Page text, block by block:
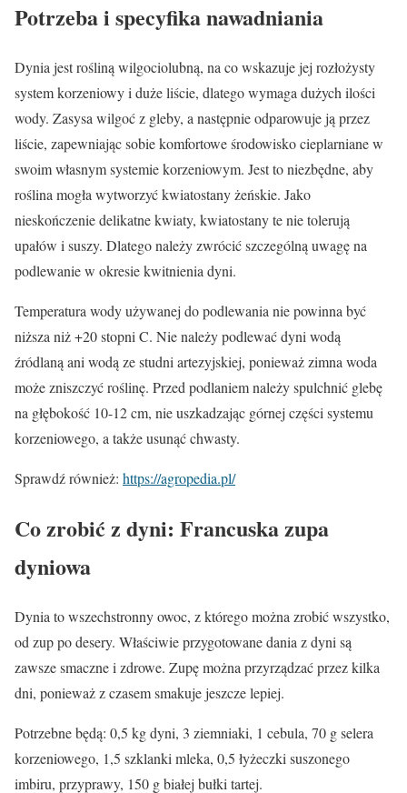
Potrzeba i specyfika nawadniania
Dynia jest rośliną wilgociolubną, na co wskazuje jej rozłożysty
system korzeniowy i duże liście, dlatego wymaga dużych ilości
wody. Zasysa wilgoć z gleby, a następnie odparowuje ją przez
liście, zapewniając sobie komfortowe środowisko cieplarniane w
swoim własnym systemie korzeniowym. Jest to niezbędne, aby
roślina mogła wytworzyć kwiatostany żeńskie. Jako
nieskończenie delikatne kwiaty, kwiatostany te nie tolerują
upałów i suszy. Dlatego należy zwrócić szczególną uwagę na
podlewanie w okresie kwitnienia dyni.
Temperatura wody używanej do podlewania nie powinna być
niższa niż +20 stopni C. Nie należy podlewać dyni wodą
źródlaną ani wodą ze studni artezyjskiej, ponieważ zimna woda
może zniszczyć roślinę. Przed podlaniem należy spulchnić glebę
na głębokość 10-12 cm, nie uszkadzając górnej części systemu
korzeniowego, a także usunąć chwasty.
Sprawdź również: https://agropedia.pl/
Co zrobić z dyni: Francuska zupa
dyniowa
Dynia to wszechstronny owoc, z którego można zrobić wszystko,
od zup po desery. Właściwie przygotowane dania z dyni są
zawsze smaczne i zdrowe. Zupę można przyrządzać przez kilka
dni, ponieważ z czasem smakuje jeszcze lepiej.
Potrzebne będą: 0,5 kg dyni, 3 ziemniaki, 1 cebula, 70 g selera
korzeniowego, 1,5 szklanki mleka, 0,5 łyżeczki suszonego
imbiru, przyprawy, 150 g białej bułki tartej.